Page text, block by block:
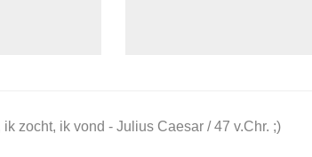
ik zocht, ik vond - Julius Caesar / 47 v.Chr. ;)